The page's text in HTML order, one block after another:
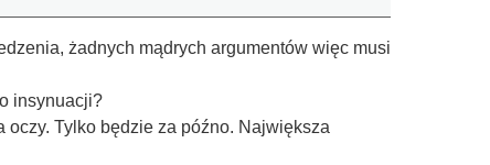
żadnych mądrych argumentów więc musi
insynuacji?
Tylko będzie za późno. Największa